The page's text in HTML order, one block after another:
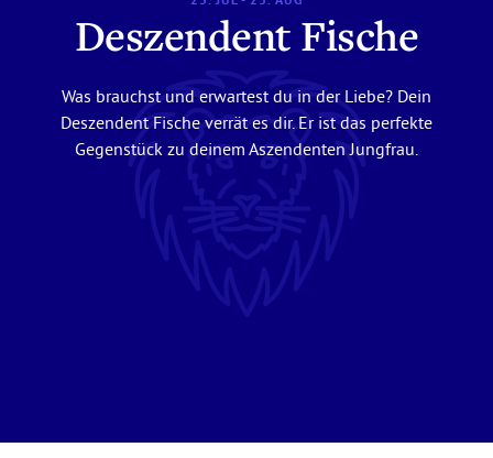
Deszendent Fische
Was brauchst und erwartest du in der Liebe? Dein
Deszendent Fische verrät es dir. Er ist das perfekte
Gegenstück zu deinem Aszendenten Jungfrau.